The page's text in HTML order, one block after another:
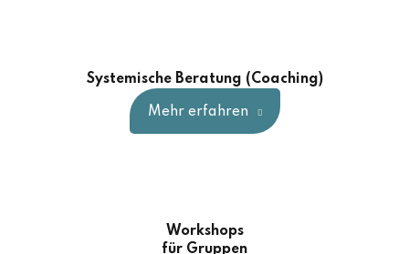
Systemische Beratung (Coaching)
Mehr erfahren
Workshops
für Gruppen